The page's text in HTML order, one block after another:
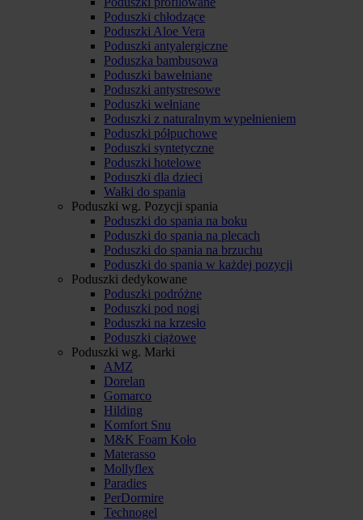
Poduszki chłodzące
Poduszki Aloe Vera
Poduszki antyalergiczne
Poduszka bambusowa
Poduszki bawełniane
Poduszki antystresowe
Poduszki wełniane
Poduszki z naturalnym wypełnieniem
Poduszki półpuchowe
Poduszki syntetyczne
Poduszki hotelowe
Poduszki dla dzieci
Wałki do spania
Poduszki wg. Pozycji spania
Poduszki do spania na boku
Poduszki do spania na plecach
Poduszki do spania na brzuchu
Poduszki do spania w każdej pozycji
Poduszki dedykowane
Poduszki podróżne
Poduszki pod nogi
Poduszki na krzesło
Poduszki ciążowe
Poduszki wg. Marki
AMZ
Dorelan
Gomarco
Hilding
Komfort Snu
M&K Foam Koło
Materasso
Mollyflex
Paradies
PerDormire
Technogel